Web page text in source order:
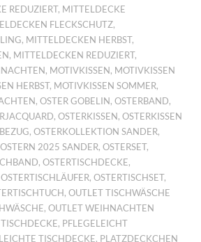
REDUZIERT, MITTELDECKE
FLECKSCHUTZ,
, MITTELDECKEN HERBST,
, MITTELDECKEN REDUZIERT,
, MOTIVKISSEN, MOTIVKISSEN
HERBST, MOTIVKISSEN SOMMER,
,OSTER GOBELIN,OSTERBAND,
,OSTERKISSEN,OSTERKISSEN
,OSTERKOLLEKTION SANDER,
OSTERN 2025 SANDER,OSTERSET,
,OSTERTISCHDECKE,
OSTERTISCHLÄUFER,OSTERTISCHSET,
,OUTLET TISCHWÄSCHE
,OUTLET WEIHNACHTEN
, PFLEGELEICHT
TISCHDECKE, PLATZDECKCHEN